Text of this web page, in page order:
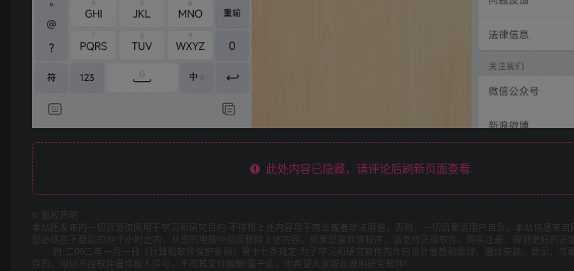
此处内容已隐藏，请评论后刷新页面查看.
版权声明
本站所发布的一切资源仅限用于学习和研究目的;不得将上述内容用于商业或者非法用途，否则，一切后果请用户自负。本站信息来自
您必须在下载后的24个小时之内，从您的电脑中彻底删除上述内容。如果您喜欢该程序，请支持正版软件，购买注册，得到更好的正
附:二00二年一月一日《计算机软件保护条例》第十七条规定:为了学习和研究软件内含的设计思想和原理，通过安装、显示、传
件的，可以不经软件著作权人许可，不向其支付报酬!鉴于此，也希望大家按此说明研究软件!